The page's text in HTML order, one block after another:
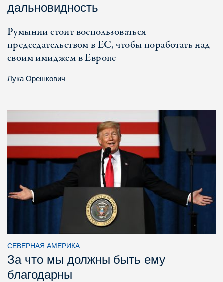
дальновидность
Румынии стоит воспользоваться
председательством в ЕС, чтобы поработать над
своим имиджем в Европе
Лука Орешкович
СЕВЕРНАЯ АМЕРИКА
За что мы должны быть ему
благодарны